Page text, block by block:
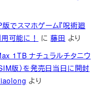
でスマホゲーム『呪術廻
可能に！
に藤田 より
1TB ナチュラルチタニウ
版）を発売日当日に開封
より